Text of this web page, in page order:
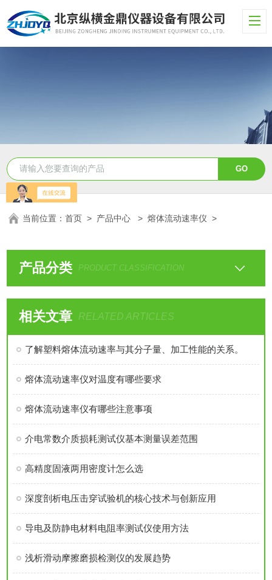
当前位置：首页 > 产品中心 >熔体流动速率仪 >
产品分类 PRODUCT CLASSIFICATION
相关文章 RELATED ARTICLES
了解塑料熔体流动速率与其分子量、加工性能的关系。
熔体流动速率仪对温度有哪些要求
熔体流动速率仪有哪些注意事项
介电常数介质损耗测试仪基本测量误差范围
高精度固液两用密度计怎么选
深度剖析电压击穿试验机的核心技术与创新应用
导电及防静电材料电阻率测试仪使用方法
浅析滑动摩擦磨损检测仪的发展趋势